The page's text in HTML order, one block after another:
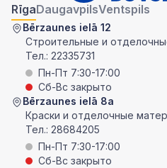
RīgaDaugavpilsVentspils
Bērzaunes ielā 12
Строительные и
Тел.: 22335731
Пн-Пт 7:30-17:00
Сб-Вс закрыто
Bērzaunes ielā 8a
Краски и отделочные
Тел.: 28684205
Пн-Пт 7:30-17:00
Сб-Вс закрыто